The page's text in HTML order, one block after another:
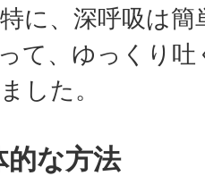
に、深呼吸は
て、ゆっくり
した。
的な方法